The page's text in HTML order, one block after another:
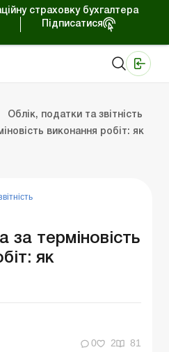
страховку бухгалтера
Підписатися
Облік, податки та звiтнiсть
виконання робіт: як
за терміновість
як
0 2 81